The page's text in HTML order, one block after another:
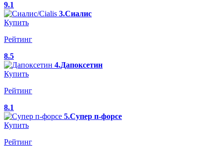
9.1
3.Сиалис
Купить
Рейтинг
8.5
4.Дапоксетин
Купить
Рейтинг
8.1
5.Супер п-форсе
Купить
Рейтинг